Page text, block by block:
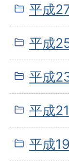
平成
平成
平成
平成
平成